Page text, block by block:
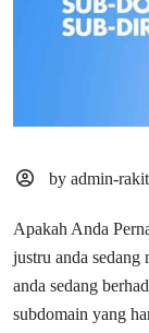
by admin-
Apakah Anda
justru anda sedang
anda sedang
subdomain yang